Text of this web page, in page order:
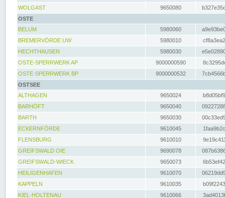
WOLGAST
9650080
OSTE
BELUM
5980060
BREMERVÖRDE UW
5980010
HECHTHAUSEN
5980030
OSTE-SPERRWERK AP
9000000590
OSTE-SPERRWERK BP
9000000532
OSTSEE
ALTHAGEN
9650024
BARHÖFT
9650040
BARTH
9650030
ECKERNFÖRDE
9610045
FLENSBURG
9610010
GREIFSWALD OIE
9690078
GREIFSWALD-WIECK
9650073
HEILIGENHAFEN
9610070
KAPPELN
9610035
KIEL-HOLTENAU
9610066